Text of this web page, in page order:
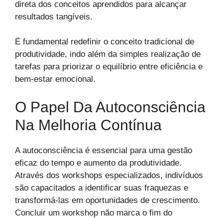
direta dos conceitos aprendidos para alcançar
resultados tangíveis.
É fundamental redefinir o conceito tradicional de
produtividade, indo além da simples realização de
tarefas para priorizar o equilíbrio entre eficiência e
bem-estar emocional.
O Papel Da Autoconsciência
Na Melhoria Contínua
A autoconsciência é essencial para uma gestão
eficaz do tempo e aumento da produtividade.
Através dos workshops especializados, indivíduos
são capacitados a identificar suas fraquezas e
transformá-las em oportunidades de crescimento.
Concluir um workshop não marca o fim do